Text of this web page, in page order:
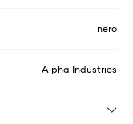
nero
Alpha Industries